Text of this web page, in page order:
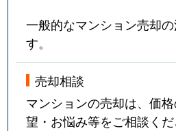
一般的なマンション売却
す。
売却相談
マンションの売却は、価
望・お悩み等をご相談くだ